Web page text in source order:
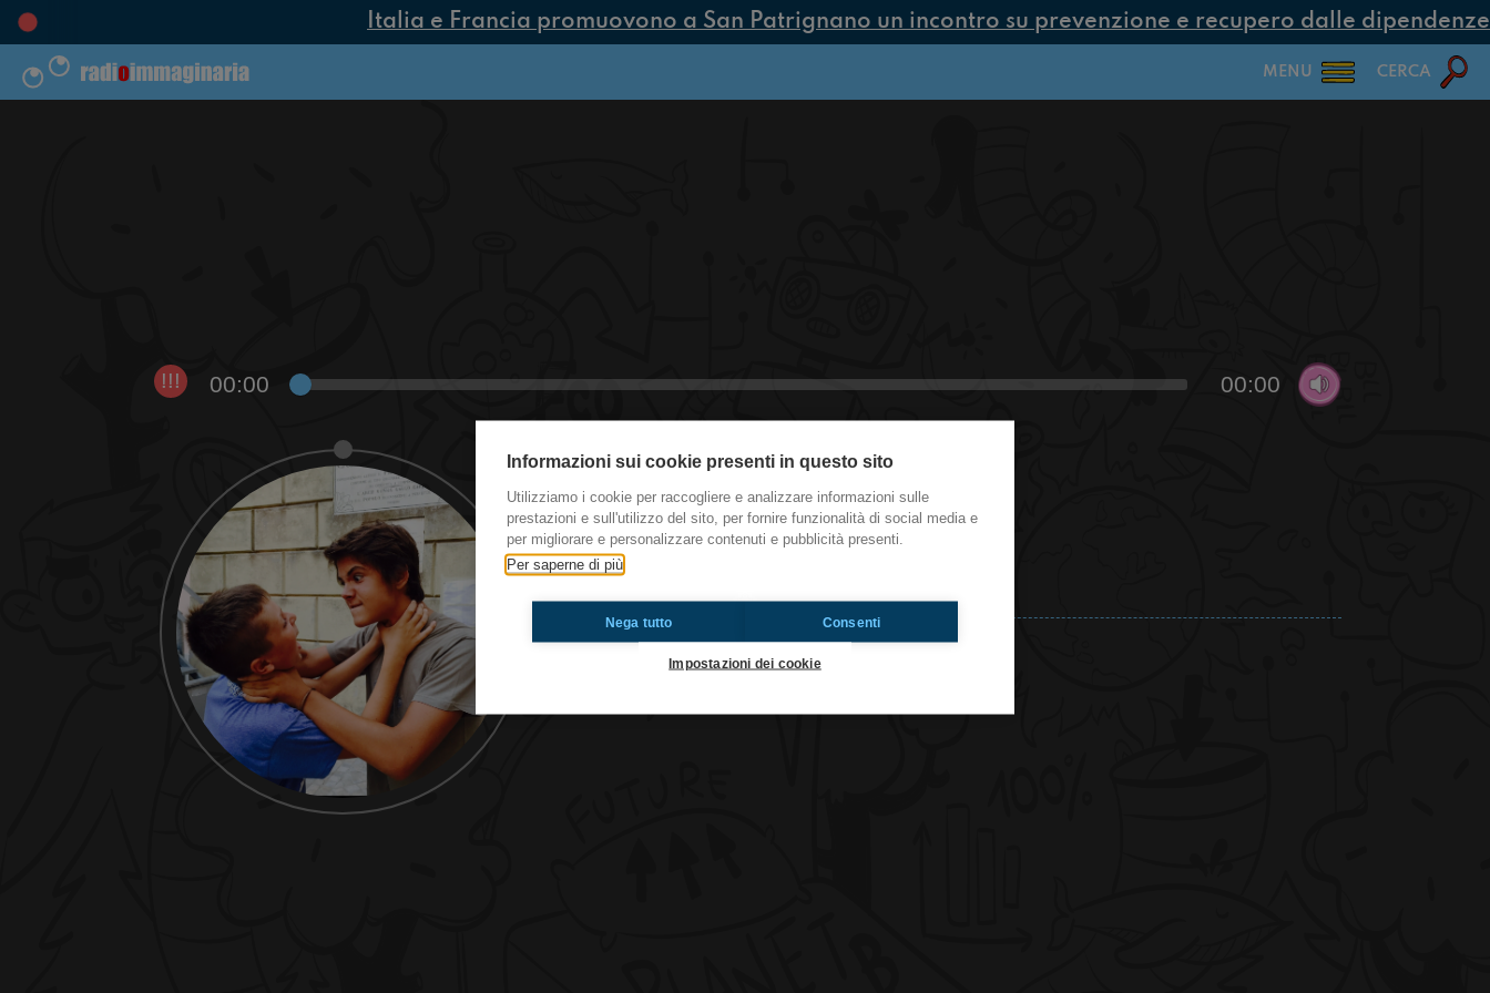
Italia e Francia promuovono a San Patrignano un incontro su prevenzione e recupero dalle dipendenze
MENU CERCA
!!! 00:00 00:00
#cg Fratelli: amici o nemici?
Ti è piaciuto? Condividilo!
Informazioni sui cookie presenti in questo sito
Utilizziamo i cookie per raccogliere e analizzare informazioni sulle
prestazioni e sull'utilizzo del sito, per fornire funzionalità di social media e
per migliorare e personalizzare contenuti e pubblicità presenti.
Per saperne di più
Nega tutto Consenti
Impostazioni dei cookie